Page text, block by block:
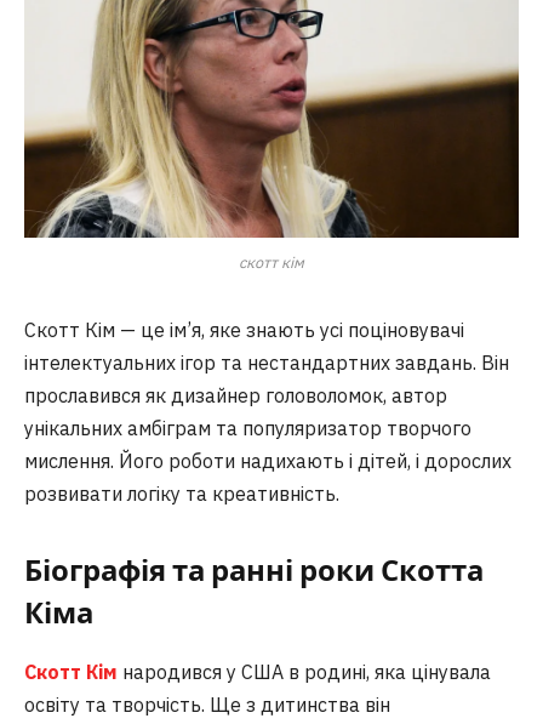
скотт кім
Скотт Кім — це ім’я, яке знають усі поціновувачі
інтелектуальних ігор та нестандартних завдань. Він
прославився як дизайнер головоломок, автор
унікальних амбіграм та популяризатор творчого
мислення. Його роботи надихають і дітей, і дорослих
розвивати логіку та креативність.
Біографія та ранні роки Скотта
Кіма
Скотт Кім народився у США в родині, яка цінувала
освіту та творчість. Ще з дитинства він